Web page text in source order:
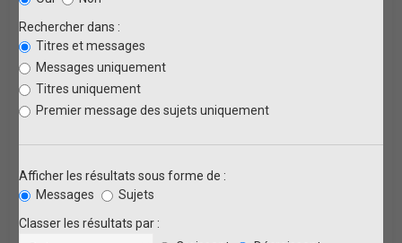
Rechercher dans :
Titres et messages
Messages uniquement
Titres uniquement
Premier message des sujets uniquement
Afficher les résultats sous forme de :
Messages
Sujets
Classer les résultats par :